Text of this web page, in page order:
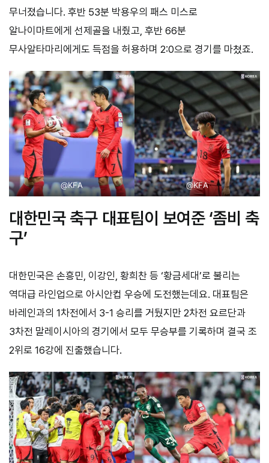
무너졌습니다. 후반 53분 박용우의 패스 미스로
알나이마트에게 선제골을 내줬고, 후반 66분
무사알타마리에게도 득점을 허용하며 2:0으로 경기를 마쳤죠.
@KFA @KFA
대한민국 축구 대표팀이 보여준 ‘좀비 축
구’
대한민국은 손흥민, 이강인, 황희찬 등 ‘황금세대’로 불리는
역대급 라인업으로 아시안컵 우승에 도전했는데요. 대표팀은
바레인과의 1차전에서 3-1 승리를 거뒀지만 2차전 요르단과
3차전 말레이시아의 경기에서 모두 무승부를 기록하며 결국 조
2위로 16강에 진출했습니다.